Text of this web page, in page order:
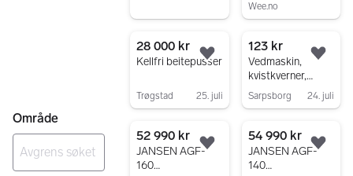
Område
Wee.no
28 000 kr
Kellfri beitepusser
Trøgstad 25. juli
Legg til som favoritt.
123 kr
Vedmaskin,
kvistkverner,
tømmerhenger og
beitepusser.
Sarpsborg 24. juli
52 990 kr
JANSEN AGF-
160
Legg til som favoritt.
54 990 kr
JANSEN AGF-
140